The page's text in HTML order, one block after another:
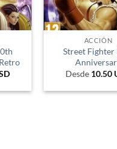
ACCIÓN
Street Fighter
Desde 10.50